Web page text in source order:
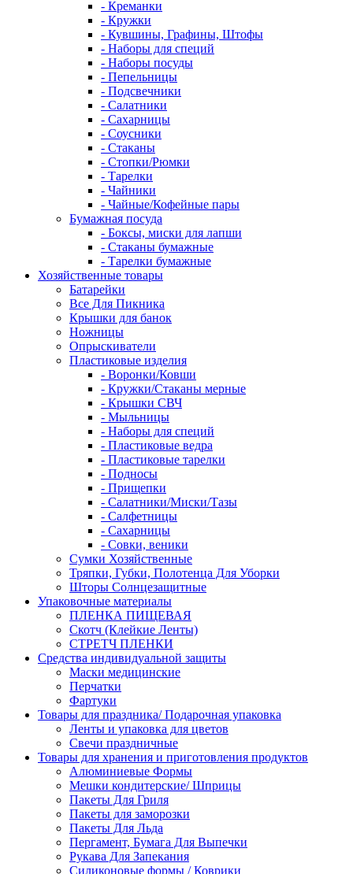
- Креманки
- Кружки
- Кувшины, Графины, Штофы
- Наборы для специй
- Наборы посуды
- Пепельницы
- Подсвечники
- Салатники
- Сахарницы
- Соусники
- Стаканы
- Стопки/Рюмки
- Тарелки
- Чайники
- Чайные/Кофейные пары
Бумажная посуда
- Боксы, миски для лапши
- Стаканы бумажные
- Тарелки бумажные
Хозяйственные товары
Батарейки
Все Для Пикника
Крышки для банок
Ножницы
Опрыскиватели
Пластиковые изделия
- Воронки/Ковши
- Кружки/Стаканы мерные
- Крышки СВЧ
- Мыльницы
- Наборы для специй
- Пластиковые ведра
- Пластиковые тарелки
- Подносы
- Прищепки
- Салатники/Миски/Тазы
- Салфетницы
- Сахарницы
- Совки, веники
Сумки Хозяйственные
Тряпки, Губки, Полотенца Для Уборки
Шторы Солнцезащитные
Упаковочные материалы
ПЛЕНКА ПИЩЕВАЯ
Скотч (Клейкие Ленты)
СТРЕТЧ ПЛЕНКИ
Средства индивидуальной защиты
Маски медицинские
Перчатки
Фартуки
Товары для праздника/ Подарочная упаковка
Ленты и упаковка для цветов
Свечи праздничные
Товары для хранения и приготовления продуктов
Алюминиевые Формы
Мешки кондитерские/ Шприцы
Пакеты Для Гриля
Пакеты для заморозки
Пакеты Для Льда
Пергамент, Бумага Для Выпечки
Рукава Для Запекания
Силиконовые формы / Коврики